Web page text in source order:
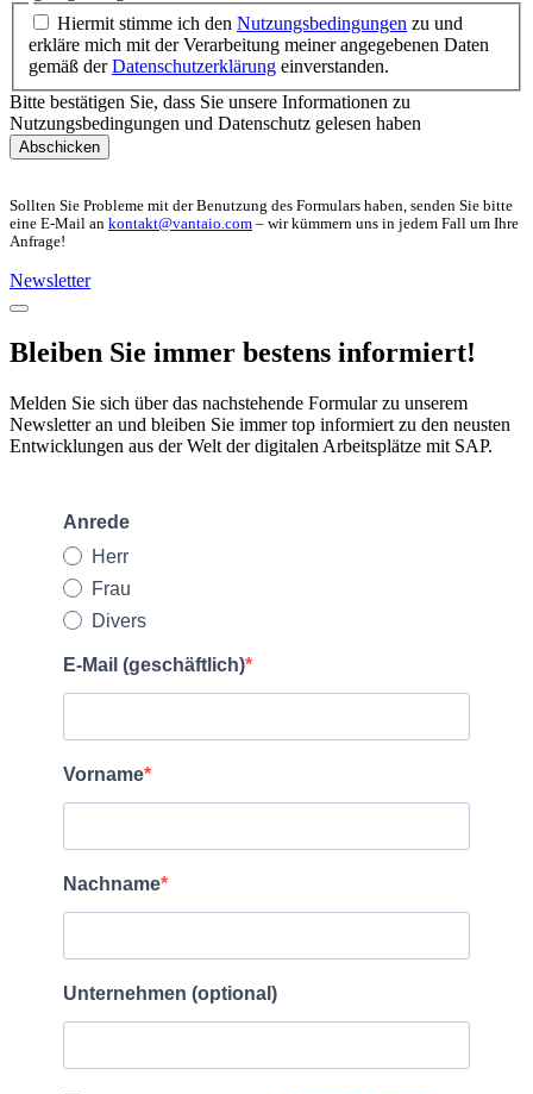
Hiermit stimme ich den Nutzungsbedingungen zu und
erkläre mich mit der Verarbeitung meiner angegebenen Daten
gemäß derDatenschutzerklärung einverstanden.
Bitte bestätigen Sie, dass Sie unsere Informationen zu
Nutzungsbedingungen und Datenschutz gelesen haben
Abschicken
Sollten Sie Probleme mit der Benutzung des Formulars haben, senden Sie bitte
eine E-Mail an kontakt@vantaio.com – wir kümmern uns in jedem Fall um Ihre
Anfrage!
Newsletter
Bleiben Sie immer bestens informiert!
Melden Sie sich über das nachstehende Formular zu unserem
Newsletter an und bleiben Sie immer top informiert zu den neusten
Entwicklungen aus der Welt der digitalen Arbeitsplätze mit SAP.